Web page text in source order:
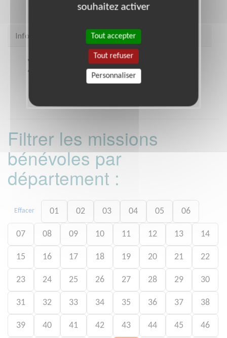
Infos pratiques
coordination.telethon.fr/coo/9710/
Résidence Les Flamboyants, E 12
GOSIER (97190)
Filtrer les missions
bénévoles par
département :
Effacer 01 02 03 04 05 06
07 08 09 10 11 12 13 14
15 16 17 18 19 20 21 22
23 24 25 26 27 28 29 30
31 32 33 34 35 36 37 38
39 40 41 42 43 44 45 46
souhaitez activer
Tout accepter
Tout refuser
Personnaliser